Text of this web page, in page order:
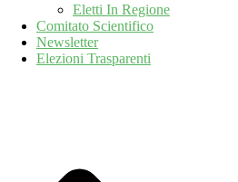
Eletti In Regione
Comitato Scientifico
Newsletter
Elezioni Trasparenti